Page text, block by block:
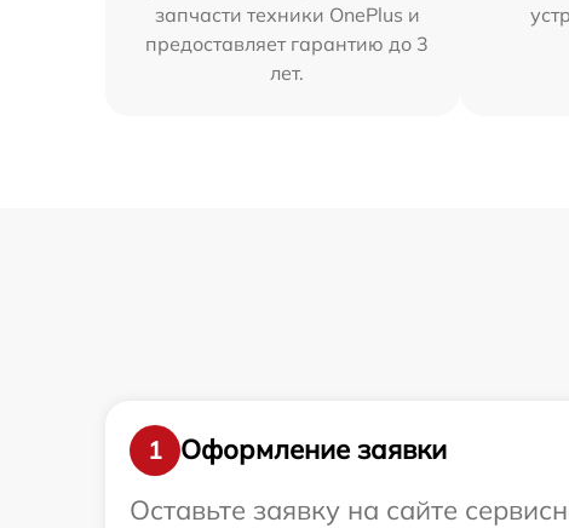
запчасти техники OnePlus и
предоставляет гарантию до 3
лет.
1
Оформление заявки
Оставьте заявку на сайте